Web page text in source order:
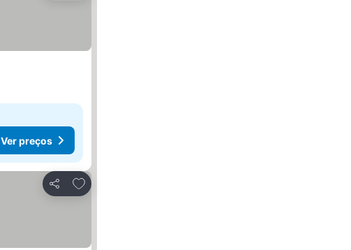
Ver preços
Partilhar
Adicionar aos favoritos